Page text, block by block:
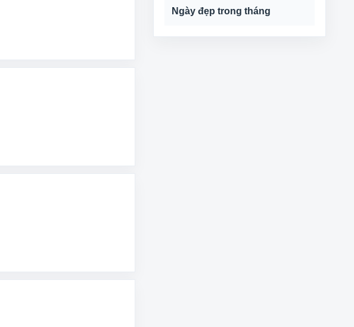
Ngày đẹp trong tháng